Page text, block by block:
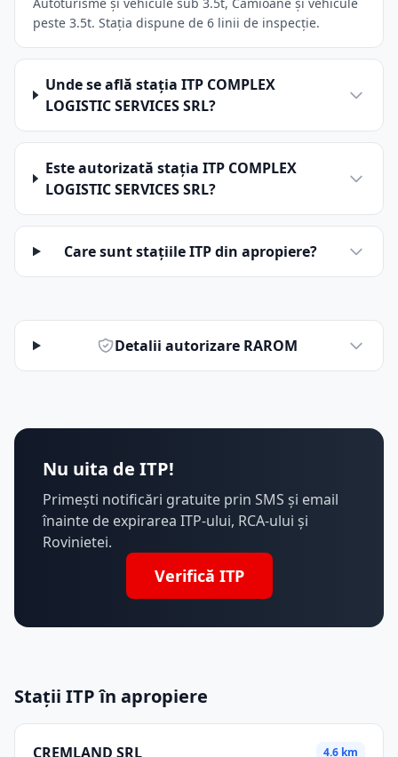
peste 3.5t. Stația dispune de 6 linii de inspecție.
Unde se află stația ITP COMPLEX
LOGISTIC SERVICES SRL?
Este autorizată stația ITP COMPLEX
LOGISTIC SERVICES SRL?
Care sunt stațiile ITP din apropiere?
Detalii autorizare RAROM
Nu uita de ITP!
Primești notificări gratuite prin SMS și email
înainte de expirarea ITP-ului, RCA-ului și
Rovinietei.
Verifică ITP
Stații ITP în apropiere
CREMLAND SRL 4.6 km